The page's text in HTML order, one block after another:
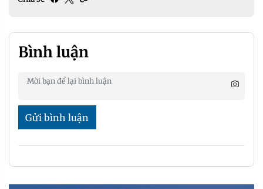
Bình luận
Gửi bình luận